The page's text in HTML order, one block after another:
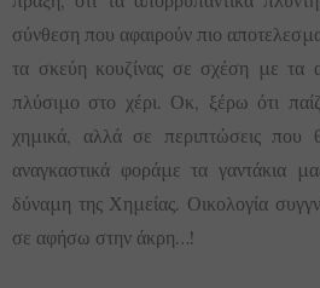
σύνθεση που αφαιρούν πιο
τα σκεύη κουζίνας σε σχέση με τα
πλύσιμο στο χέρι. Οκ, ξέρω ότι
χημικά, αλλά σε περιπτώσεις που
αναγκαστικά φοράμε τα γαντάκια
δύναμη της Χημείας. Οικολογία
σε αφήσω στην άκρη…!